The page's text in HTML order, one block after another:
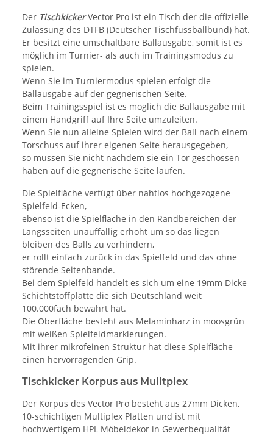
Der TischkickerVector Pro ist ein Tisch der die offizielle
Zulassung des DTFB (Deutscher Tischfussballbund) hat.
Er besitzt eine umschaltbare Ballausgabe, somit ist es
möglich im Turnier- als auch im Trainingsmodus zu
spielen.
Wenn Sie im Turniermodus spielen erfolgt die
Ballausgabe auf der gegnerischen Seite.
Beim Trainingsspiel ist es möglich die Ballausgabe mit
einem Handgriff auf Ihre Seite umzuleiten.
Wenn Sie nun alleine Spielen wird der Ball nach einem
Torschuss auf ihrer eigenen Seite herausgegeben,
so müssen Sie nicht nachdem sie ein Tor geschossen
haben auf die gegnerische Seite laufen.
Die Spielfläche verfügt über nahtlos hochgezogene
Spielfeld-Ecken,
ebenso ist die Spielfläche in den Randbereichen der
Längsseiten unauffällig erhöht um so das liegen
bleiben des Balls zu verhindern,
er rollt einfach zurück in das Spielfeld und das ohne
störende Seitenbande.
Bei dem Spielfeld handelt es sich um eine 19mm Dicke
Schichtstoffplatte die sich Deutschland weit
100.000fach bewährt hat.
Die Oberfläche besteht aus Melaminharz in moosgrün
mit weißen Spielfeldmarkierungen.
Mit ihrer mikrofeinen Struktur hat diese Spielfläche
einen hervorragenden Grip.
Tischkicker Korpus aus Mulitplex
Der Korpus des Vector Pro besteht aus 27mm Dicken,
10-schichtigen Multiplex Platten und ist mit
hochwertigem HPL Möbeldekor in Gewerbequalität